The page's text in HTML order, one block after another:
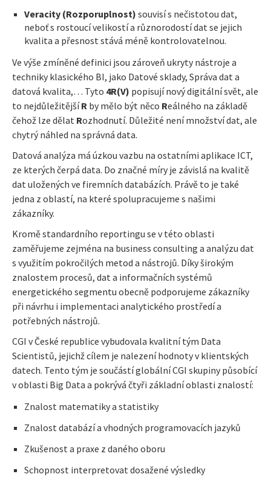
Veracity (Rozporuplnost) souvisí s nečistotou dat,
neboť s rostoucí velikostí a různorodostí dat se jejich
kvalita a přesnost stává méně kontrolovatelnou.
Ve výše zmíněné definici jsou zároveň ukryty nástroje a
techniky klasického BI, jako Datové sklady, Správa dat a
datová kvalita,… Tyto 4R(V) popisují nový digitální svět, ale
to nejdůležitějšíR by mělo být něco Reálného na základě
čehož lze dělat Rozhodnutí. Důležité není množství dat, ale
chytrý náhled na správná data.
Datová analýza má úzkou vazbu na ostatními aplikace ICT,
ze kterých čerpá data. Do značné míry je závislá na kvalitě
dat uložených ve firemních databázích. Právě to je také
jedna z oblastí, na které spolupracujeme s našimi
zákazníky.
Kromě standardního reportingu se v této oblasti
zaměřujeme zejména na business consulting a analýzu dat
s využitím pokročilých metod a nástrojů. Díky širokým
znalostem procesů, dat a informačních systémů
energetického segmentu obecně podporujeme zákazníky
při návrhu i implementaci analytického prostředí a
potřebných nástrojů.
CGI v České republice vybudovala kvalitní tým Data
Scientistů, jejichž cílem je nalezení hodnoty v klientských
datech. Tento tým je součástí globální CGI skupiny působící
v oblasti Big Data a pokrývá čtyři základní oblasti znalostí:
Znalost matematiky a statistiky
Znalost databází a vhodných programovacích jazyků
Zkušenost a praxe z daného oboru
Schopnost interpretovat dosažené výsledky